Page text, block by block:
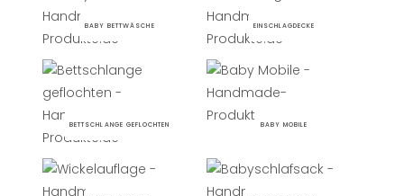
BABY BETTWÄSCHE EINSCHLAGDECKE
BETTSCHLANGE GEFLOCHTEN BABY MOBILE